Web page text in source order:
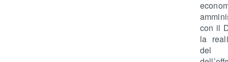
con il
la
del